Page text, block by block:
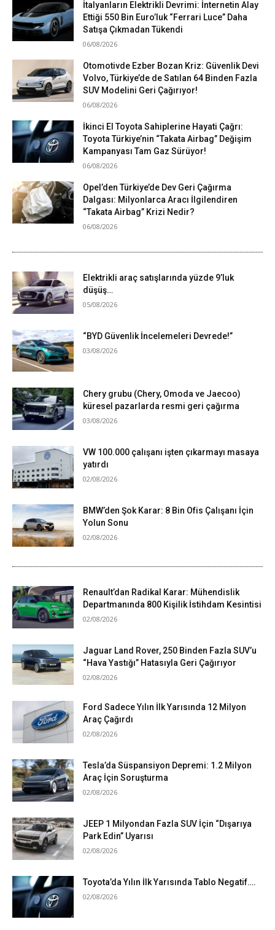
İtalyanların Elektrikli Devrimi: İnternetin Alay
Ettiği 550 Bin Euro’luk “Ferrari Luce” Daha
Satışa Çıkmadan Tükendi
06/08/2026
Otomotivde Ezber Bozan Kriz: Güvenlik Devi
Volvo, Türkiye’de de Satılan 64 Binden Fazla
SUV Modelini Geri Çağırıyor!
06/08/2026
İkinci El Toyota Sahiplerine Hayati Çağrı:
Toyota Türkiye’nin “Takata Airbag” Değişim
Kampanyası Tam Gaz Sürüyor!
06/08/2026
Opel’den Türkiye’de Dev Geri Çağırma
Dalgası: Milyonlarca Aracı İlgilendiren
“Takata Airbag” Krizi Nedir?
06/08/2026
Elektrikli araç satışlarında yüzde 9’luk
düşüş…
05/08/2026
“BYD Güvenlik İncelemeleri Devrede!”
03/08/2026
Chery grubu (Chery, Omoda ve Jaecoo)
küresel pazarlarda resmi geri çağırma
03/08/2026
VW 100.000 çalışanı işten çıkarmayı masaya
yatırdı
02/08/2026
BMW’den Şok Karar: 8 Bin Ofis Çalışanı İçin
Yolun Sonu
02/08/2026
Renault’dan Radikal Karar: Mühendislik
Departmanında 800 Kişilik İstihdam Kesintisi
02/08/2026
Jaguar Land Rover, 250 Binden Fazla SUV’u
“Hava Yastığı” Hatasıyla Geri Çağırıyor
02/08/2026
Ford Sadece Yılın İlk Yarısında 12 Milyon
Araç Çağırdı
02/08/2026
Tesla’da Süspansiyon Depremi: 1.2 Milyon
Araç İçin Soruşturma
02/08/2026
JEEP 1 Milyondan Fazla SUV İçin “Dışarıya
Park Edin” Uyarısı
02/08/2026
Toyota’da Yılın İlk Yarısında Tablo Negatif….
02/08/2026